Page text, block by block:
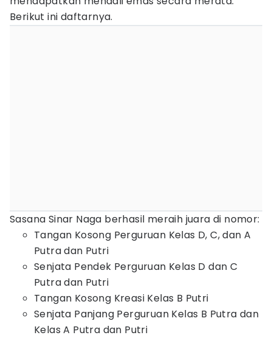
Berikut ini daftarnya.
Sasana Sinar Naga berhasil meraih juara di nomor:
Tangan Kosong Perguruan Kelas D, C, dan A
Putra dan Putri
Senjata Pendek Perguruan Kelas D dan C
Putra dan Putri
Tangan Kosong Kreasi Kelas B Putri
Senjata Panjang Perguruan Kelas B Putra dan
Kelas A Putra dan Putri